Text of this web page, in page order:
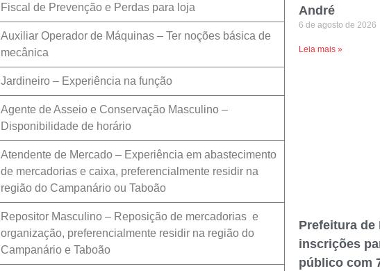
Fiscal de Prevenção e Perdas para loja
Auxiliar Operador de Máquinas – Ter noções básica de
mecânica
Jardineiro – Experiência na função
Agente de Asseio e Conservação Masculino –
Disponibilidade de horário
Atendente de Mercado – Experiência em abastecimento
de mercadorias e caixa, preferencialmente residir na
região do Campanário ou Taboão
Repositor Masculino – Reposição de mercadorias e
organização, preferencialmente residir na região do
Campanário e Taboão
André
6 de agosto de 2026
Leia mais »
Prefeitura de
inscrições
público com